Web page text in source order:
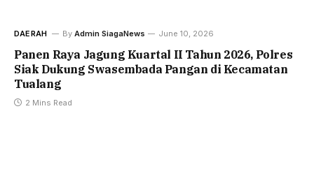
DAERAH By Admin SiagaNews June 10, 2026
Panen Raya Jagung Kuartal II Tahun 2026, Polres
Siak Dukung Swasembada Pangan di Kecamatan
Tualang
2 Mins Read